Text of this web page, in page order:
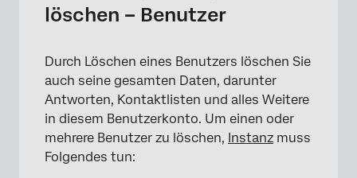
löschen – Benutzer
Durch Löschen eines Benutzers löschen Sie
auch seine gesamten Daten, darunter
Antworten, Kontaktlisten und alles Weitere
in diesem Benutzerkonto. Um einen oder
mehrere Benutzer zu löschen, Instanz muss
Folgendes tun: